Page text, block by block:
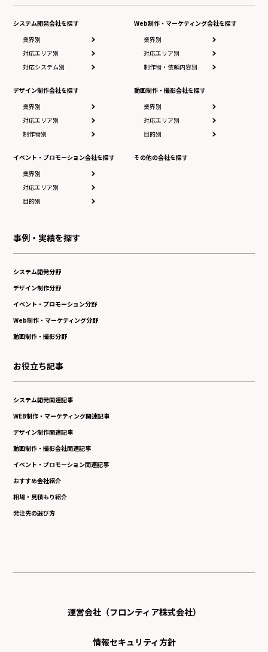
システム開発会社を探す
業界別
対応エリア別
対応システム別
デザイン制作会社を探す
業界別
対応エリア別
制作物別
イベント・プロモーション会社を探す
業界別
対応エリア別
目的別
Web制作・マーケティング会社を探す
業界別
対応エリア別
制作物・依頼内容別
動画制作・撮影会社を探す
業界別
対応エリア別
目的別
その他の会社を探す
事例・実績を探す
システム開発分野
デザイン制作分野
イベント・プロモーション分野
Web制作・マーケティング分野
動画制作・撮影分野
お役立ち記事
システム開発関連記事
WEB制作・マーケティング関連記事
デザイン制作関連記事
動画制作・撮影会社関連記事
イベント・プロモーション関連記事
おすすめ会社紹介
相場・見積もり紹介
発注先の選び方
運営会社（フロンティア株式会社）
情報セキュリティ方針